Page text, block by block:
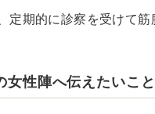
定期的に診察を受けて筋
女性陣へ伝えたいこ